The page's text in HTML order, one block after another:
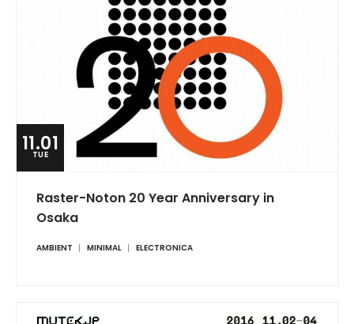
11.01
TUE
Raster-Noton 20 Year Anniversary in
Osaka
AMBIENT MINIMAL ELECTRONICA